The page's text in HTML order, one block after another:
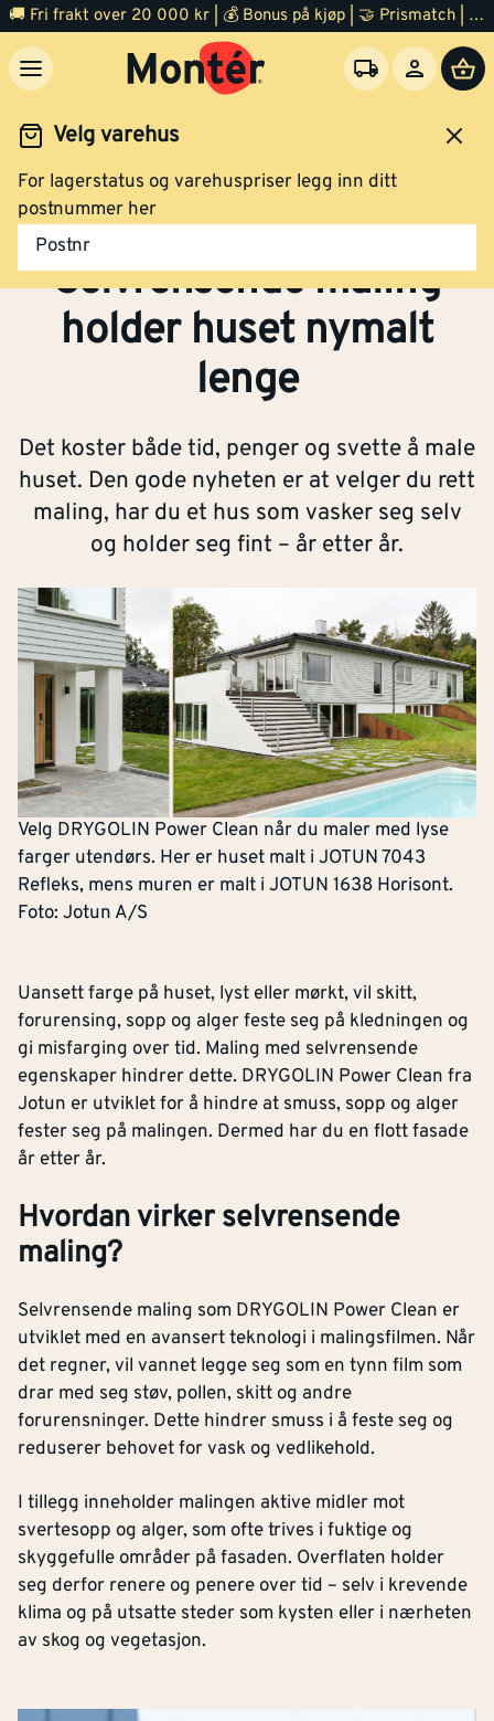
🚚 Fri frakt over 20 000 kr | 💰 Bonus på kjøp | 🤝 Prismatch | ⭐ 100% fornøyd garanti | 🏪 140 byggevarehus
Velg varehus
For lagerstatus og varehuspriser legg inn ditt
postnummer her
Postnr
Selvrensende maling holder huset nymalt lenge
Selvrensende maling
holder huset nymalt
lenge
Det koster både tid, penger og svette å male
huset. Den gode nyheten er at velger du rett
maling, har du et hus som vasker seg selv
og holder seg fint – år etter år.
Velg DRYGOLIN Power Clean når du maler med lyse
farger utendørs. Her er huset malt i JOTUN 7043
Refleks, mens muren er malt i JOTUN 1638 Horisont.
Foto: Jotun A/S
Uansett farge på huset, lyst eller mørkt, vil skitt,
forurensing, sopp og alger feste seg på kledningen og
gi misfarging over tid. Maling med selvrensende
egenskaper hindrer dette. DRYGOLIN Power Clean fra
Jotun er utviklet for å hindre at smuss, sopp og alger
fester seg på malingen. Dermed har du en flott fasade
år etter år.
Hvordan virker selvrensende
maling?
Selvrensende maling som DRYGOLIN Power Clean er
utviklet med en avansert teknologi i malingsfilmen. Når
det regner, vil vannet legge seg som en tynn film som
drar med seg støv, pollen, skitt og andre
forurensninger. Dette hindrer smuss i å feste seg og
reduserer behovet for vask og vedlikehold.
I tillegg inneholder malingen aktive midler mot
svertesopp og alger, som ofte trives i fuktige og
skyggefulle områder på fasaden. Overflaten holder
seg derfor renere og penere over tid – selv i krevende
klima og på utsatte steder som kysten eller i nærheten
av skog og vegetasjon.